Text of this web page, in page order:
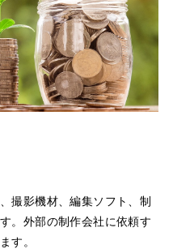
撮影機材、編集ソフト、制
。外部の制作会社に依頼す
す。